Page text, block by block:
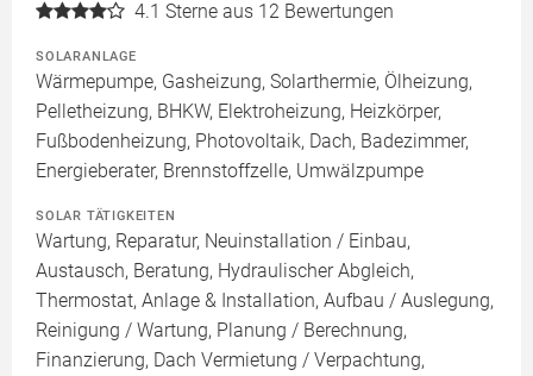
4.1 Sterne aus 12 Bewertungen
SOLARANLAGE
Wärmepumpe, Gasheizung, Solarthermie, Ölheizung,
Pelletheizung, BHKW, Elektroheizung, Heizkörper,
Fußbodenheizung, Photovoltaik, Dach, Badezimmer,
Energieberater, Brennstoffzelle, Umwälzpumpe
SOLAR TÄTIGKEITEN
Wartung, Reparatur, Neuinstallation / Einbau,
Austausch, Beratung, Hydraulischer Abgleich,
Thermostat, Anlage & Installation, Aufbau / Auslegung,
Reinigung / Wartung, Planung / Berechnung,
Finanzierung, Dach Vermietung / Verpachtung,